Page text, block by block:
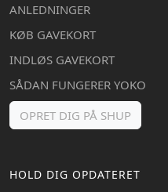
ANLEDNINGER
KØB GAVEKORT
INDLØS GAVEKORT
SÅDAN FUNGERER YOKO
OPRET DIG PÅ SHUP
HOLD DIG OPDATERET